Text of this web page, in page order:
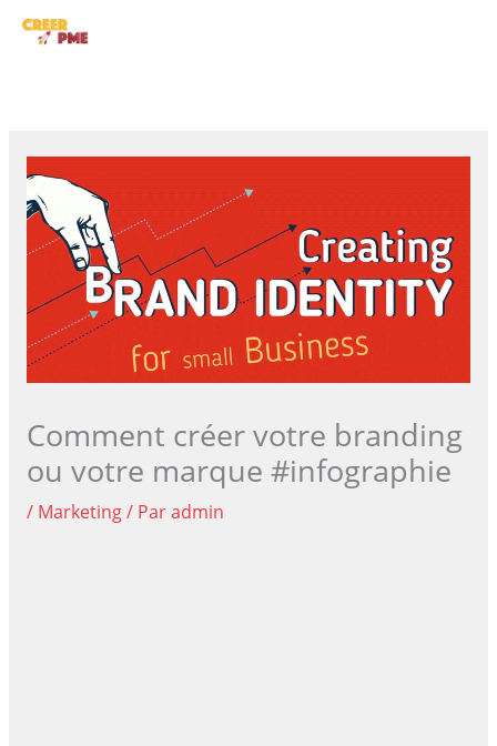
Comment créer votre branding
ou votre marque #infographie
/ Marketing/ Paradmin